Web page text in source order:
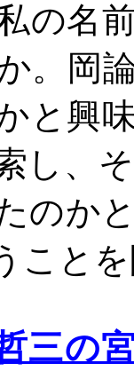
の名
。岡
と興
し、
のか
こと
三の